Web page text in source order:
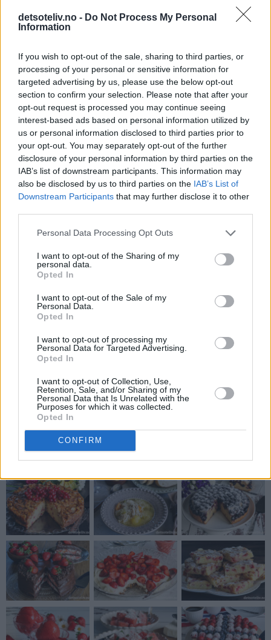
detsoteliv.no - Do Not Process My Personal
Information
If you wish to opt-out of the sale, sharing to third parties, or
processing of your personal or sensitive information for
targeted advertising by us, please use the below opt-out
section to confirm your selection. Please note that after your
opt-out request is processed you may continue seeing
interest-based ads based on personal information utilized by
us or personal information disclosed to third parties prior to
your opt-out. You may separately opt-out of the further
disclosure of your personal information by third parties on the
IAB’s list of downstream participants. This information may
also be disclosed by us to third parties on the IAB’s List of
Downstream Participants that may further disclose it to other
Personal Data Processing Opt Outs
I want to opt-out of the Sharing of my
personal data.
Opted In
I want to opt-out of the Sale of my
Personal Data.
Opted In
I want to opt-out of processing my
Personal Data for Targeted Advertising.
Opted In
I want to opt-out of Collection, Use,
Retention, Sale, and/or Sharing of my
Personal Data that Is Unrelated with the
Purposes for which it was collected.
Opted In
CONFIRM
Hjemmeside
Kommentar
Send meg e-post når mitt innlegg blir kommentert
Bordstabelbakkels Sirupssnipper
Siste oppskrifter